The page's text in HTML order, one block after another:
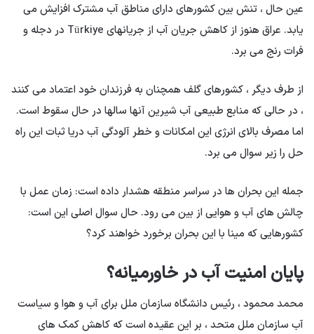
عین حال ، تنش بین کشورهای دارای مناطق آب مشترک افزایش می
یابد. عراق هنوز از کاهش جریان آب از جریانهای Türkiye در دجله و
فرات رنج می برد.
از طرف دیگر ، کشورهای گلف همچنان به فرزندان خود اعتماد می کنند
، در حالی که منابع طبیعی آب شیرین آنها سالها در حال سقوط است.
اما مصرف بالای انرژی این امکانات و خطر آلودگی آب دریا ثبات این راه
حل را زیر سوال می برد.
جمله این بحران ها در سراسر منطقه هشدار داده است: زمان عمل با
چالش های آب و هوایی از بین می رود. حال سوال اصلی این است:
کشورهایی که مینا با این بحران برخورد خواهند کرد؟
پایان امنیت آب در خاورمیانه؟
محمد محمود ، رئیس دانشگاه سازمان ملل برای آب و هوا و سیاست
آب سازمان ملل متحد ، بر این عقیده است که کاهش کمک های